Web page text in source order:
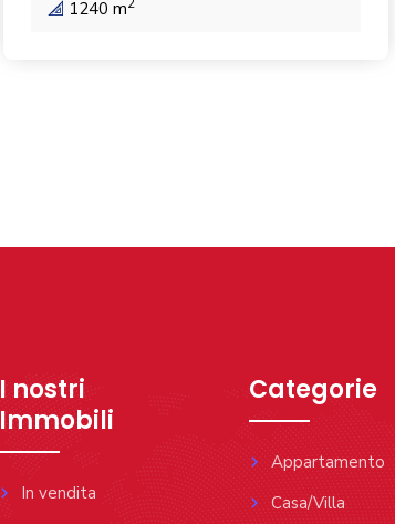
1240 m2
I nostri
Immobili
In vendita
Categorie
Appartamento
Casa/Villa